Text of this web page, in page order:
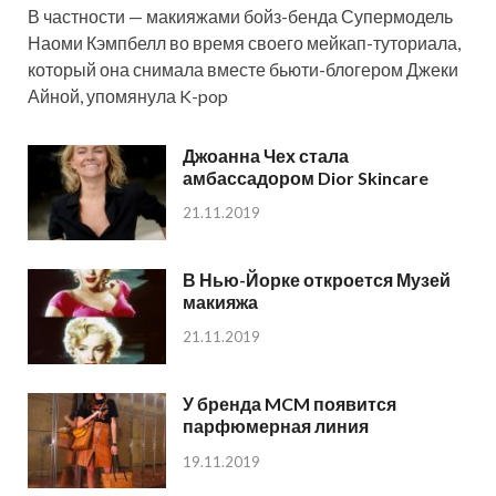
В частности — макияжами бойз-бенда Супермодель
Наоми Кэмпбелл во время своего мейкап-туториала,
который она снимала вместе бьюти-блогером Джеки
Айной, упомянула K-pop
Джоанна Чех стала
амбассадором Dior Skincare
21.11.2019
В Нью-Йорке откроется Музей
макияжа
21.11.2019
У бренда MCM появится
парфюмерная линия
19.11.2019